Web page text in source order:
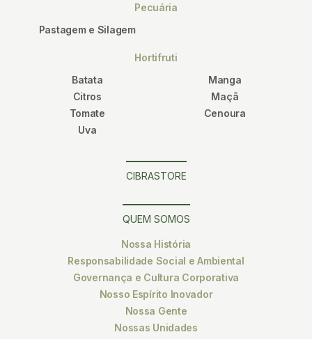
Pecuária
Pastagem e Silagem
Hortifruti
Batata
Citros
Tomate
Uva
Manga
Maçã
Cenoura
CIBRASTORE
QUEM SOMOS
Nossa História
Responsabilidade Social e Ambiental
Governança e Cultura Corporativa
Nosso Espírito Inovador
Nossa Gente
Nossas Unidades